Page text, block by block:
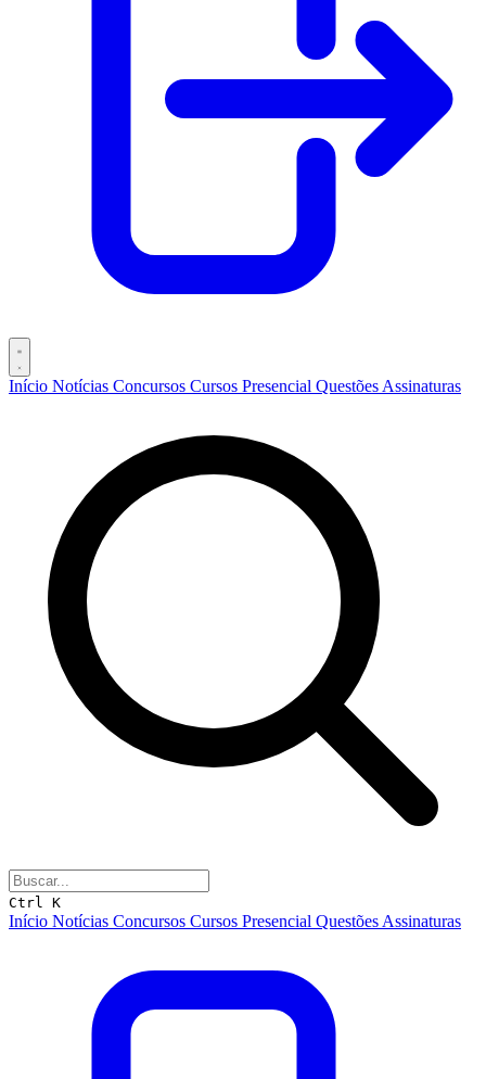
Início Notícias Concursos Cursos Presencial Questões Assinaturas
Ctrl K
Início Notícias Concursos Cursos Presencial Questões Assinaturas